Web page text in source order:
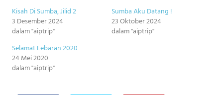
Kisah Di Sumba, Jilid 2
3 Desember 2024
dalam "aiptrip"
Sumba Aku Datang !
23 Oktober 2024
dalam "aiptrip"
Selamat Lebaran 2020
24 Mei 2020
dalam "aiptrip"